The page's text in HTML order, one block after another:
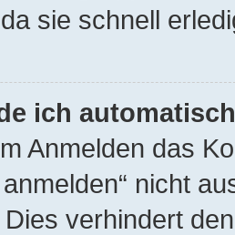
sie schnell
ich
Anmelden das
nicht
verhindert